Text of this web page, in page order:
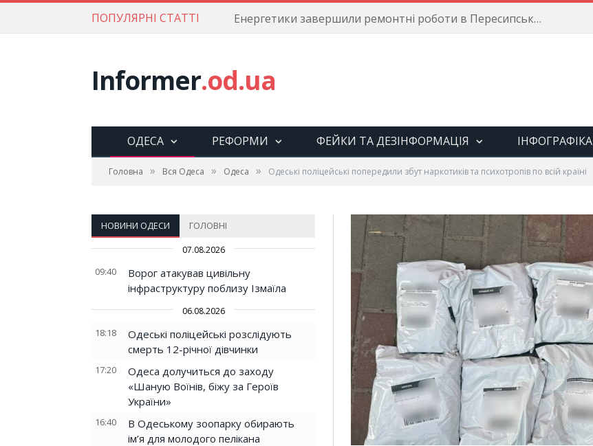
ПОПУЛЯРНІ СТАТТІ Енергетики завершили ремонтні роботи в Пересипському районі
Informer.od.ua
ОДЕСА РЕФОРМИ ФЕЙКИ ТА ДЕЗІНФОРМАЦІЯ ІНФОГРАФІКА
Головна » Вся Одеса » Одеса » Одеські поліцейські попередили збут наркотиків та психотропів по всій країні
НОВИНИ ОДЕСИ ГОЛОВНІ
07.08.2026
09:40
Ворог атакував цивільну
інфраструктуру поблизу Ізмаїла
06.08.2026
18:18
Одеські поліцейські розслідують
смерть 12-річної дівчинки
17:20
Одеса долучиться до заходу
«Шаную Воїнів, біжу за Героїв
України»
16:40
В Одеському зоопарку обирають
ім’я для молодого пелікана